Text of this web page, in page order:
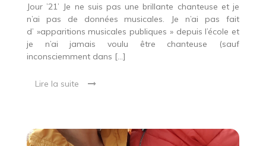
Jour ’21’ Je ne suis pas une brillante chanteuse et je
n’ai pas de données musicales. Je n’ai pas fait
d’ »apparitions musicales publiques » depuis l’école et
je n’ai jamais voulu être chanteuse (sauf
inconsciemment dans […]
Lire la suite